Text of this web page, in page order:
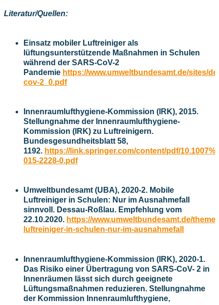
Literatur/Quellen:
Einsatz mobiler Luftreiniger als
lüftungsunterstützende Maßnahmen in Schulen
während der SARS-CoV-2
Pandemie https://www.umweltbundesamt.de/sites/
cov-2_0.pdf
Innenraumlufthygiene-Kommission (IRK), 2015.
Stellungnahme der Innenraumlufthygiene-
Kommission (IRK) zu Luftreinigern.
Bundesgesundheitsblatt 58,
1192. https://link.springer.com/content/pdf/
015-2228-0.pdf
Umweltbundesamt (UBA), 2020-2. Mobile
Luftreiniger in Schulen: Nur im Ausnahmefall
sinnvoll. Dessau-Roßlau. Empfehlung vom
22.10.2020. https://www.umweltbundesamt.de/
luftreiniger-in-schulen-nur-im-ausnahmefall
Innenraumlufthygiene-Kommission (IRK), 2020-1.
Das Risiko einer Übertragung von SARS-CoV- 2 in
Innenräumen lässt sich durch geeignete
Lüftungsmaßnahmen reduzieren. Stellungnahme
der Kommission Innenraumlufthygiene,